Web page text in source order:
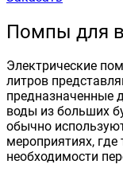
Помпы для
Электрические
литров
предназначенные
воды из больших
обычно
мероприятиях, где
необходимости